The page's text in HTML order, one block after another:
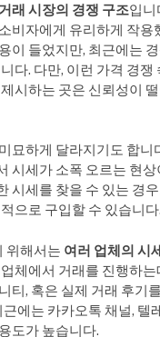
거래 시장의 경쟁 구조입니
비자에게 유리하게 작
이 들었지만, 최근에는
다. 다만, 이런 가격 경쟁
시하는 곳은 신뢰성이
묘하게 달라지기도 합니
시세가 소폭 오르는 현
시세를 찾을 수 있는 경
으로 구입할 수 있습니다.
위해서는 여러 업체의 시
체에서 거래를 진행하
티, 혹은 실제 거래 후기
에는 카카오톡 채널, 텔
도가 높습니다.